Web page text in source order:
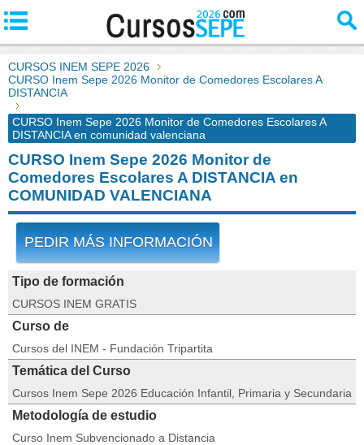
CURSOS INEM SEPE 2026
CURSO Inem Sepe 2026 Monitor de Comedores Escolares A
DISTANCIA
CURSO Inem Sepe 2026 Monitor de Comedores Escolares A
DISTANCIA en comunidad valenciana
CURSO Inem Sepe 2026 Monitor de
Comedores Escolares A DISTANCIA en
COMUNIDAD VALENCIANA
PEDIR MÁS INFORMACIÓN
Tipo de formación
CURSOS INEM GRATIS
Curso de
Cursos del INEM - Fundación Tripartita
Temática del Curso
Cursos Inem Sepe 2026 Educación Infantil, Primaria y Secundaria
Metodología de estudio
Curso Inem Subvencionado a Distancia